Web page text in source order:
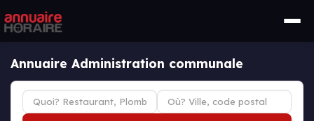
Annuaire Administration communale